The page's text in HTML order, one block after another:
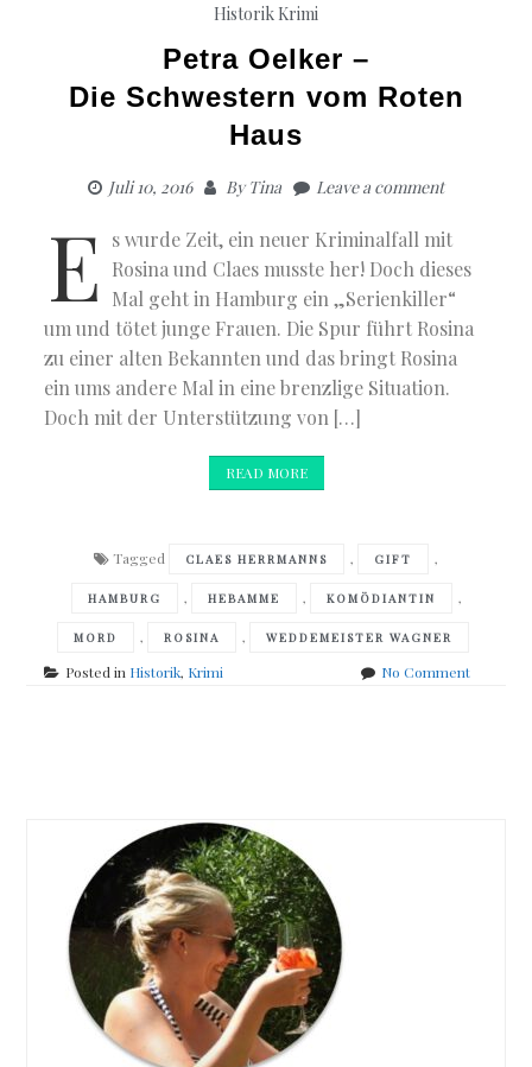
Historik Krimi
Petra Oelker –
Die Schwestern vom Roten
Haus
Juli 10, 2016 ByTina Leave a comment
E
s wurde Zeit, ein neuer Kriminalfall mit
Rosina und Claes musste her! Doch dieses
Mal geht in Hamburg ein „Serienkiller“
um und tötet junge Frauen. Die Spur führt Rosina
zu einer alten Bekannten und das bringt Rosina
ein ums andere Mal in eine brenzlige Situation.
Doch mit der Unterstützung von […]
READ MORE
Tagged CLAES HERRMANNS , GIFT ,
HAMBURG , HEBAMME , KOMÖDIANTIN ,
MORD , ROSINA , WEDDEMEISTER WAGNER
Posted in Historik, Krimi No Commenton
navigation